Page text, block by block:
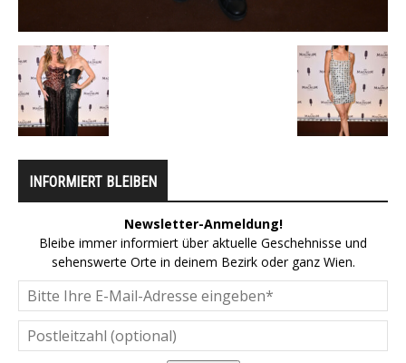
INFORMIERT BLEIBEN
Newsletter-Anmeldung!
Bleibe immer informiert über aktuelle Geschehnisse und
sehenswerte Orte in deinem Bezirk oder ganz Wien.